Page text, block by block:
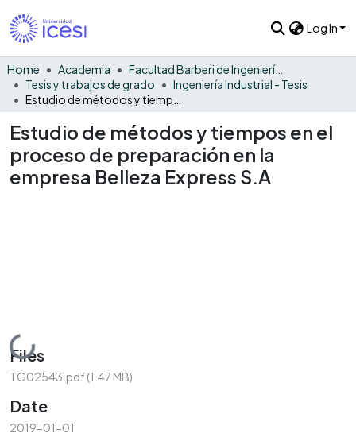
Log In
Home Academia
Facultad Barberi de Ingeniería, Diseño y Ciencias Aplicadas
Tesis y trabajos de grado
Ingeniería Industrial - Tesis
Estudio de métodos y tiempos en el
proceso de preparación en la
empresa Belleza Express S.A
Loading...
Files
TG02543.pdf(1.47 MB)
Date
2019-01-01